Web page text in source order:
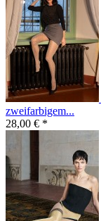
zweifarbigem...
28,00 € *